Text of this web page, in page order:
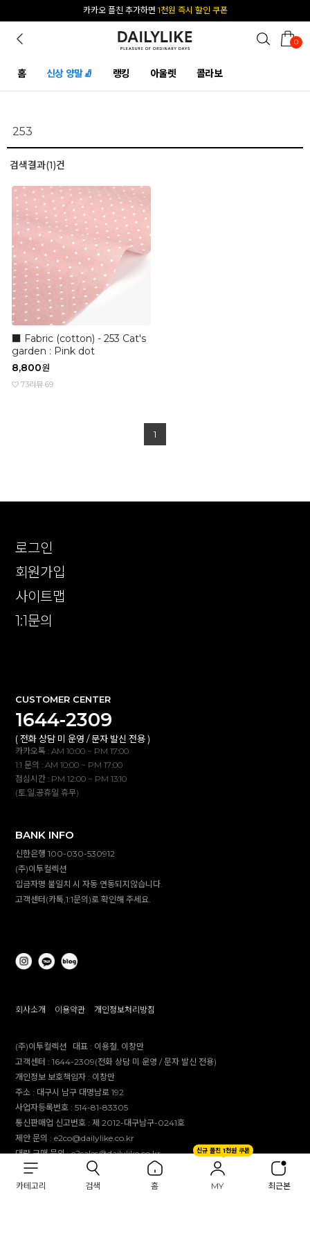
카카오 플친 추가하면 1천원 즉시 할인 쿠폰
0
홈 신상 양말🧦 랭킹 아울렛 콜라보
카테고리 검색 홈
신규 플친 1천원 쿠폰
MY 최근본
검색결과(1)건
■ Fabric (cotton) - 253 Cat's
garden : Pink dot
8,800원
73리뷰 69
1
로그인
회원가입
사이트맵
1:1문의
CUSTOMER CENTER
1644-2309
( 전화 상담 미 운영 / 문자 발신 전용 )
카카오톡 : AM 10:00 ~ PM 17:00
1:1 문의 : AM 10:00 ~ PM 17:00
점심시간 : PM 12:00 ~ PM 13:10
(토,일,공휴일 휴무)
BANK INFO
신한은행 100-030-530912
(주)이투컬렉션
입금자명 불일치 시 자동 연동되지않습니다.
고객센터(카톡,1:1문의)로 확인해 주세요.
회사소개 이용약관 개인정보처리방침
(주)이투컬렉션 대표 : 이용철, 이창만
고객센터 :1644-2309(전화 상담 미 운영 / 문자 발신 전용)
개인정보 보호책임자 : 이창만
주소 : 대구시 남구 대명남로 192
사업자등록번호 :514-81-83305
통신판매업 신고번호 :제 2012-대구남구-0241호
제안 문의 : e2co@dailylike.co.kr
대량 구매 문의 : e2sales@dailylike.co.kr
Overseas business : dailylike@e2collection.com
FAX :053-651-2309